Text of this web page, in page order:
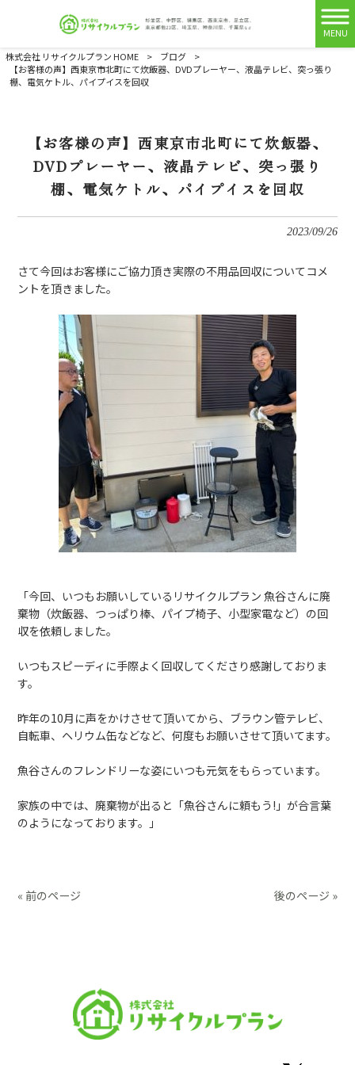
MENU
株式会社 リサイクルプラン HOME
> ブログ
>
【お客様の声】西東京市北町にて炊飯器、DVDプレーヤー、液晶テレビ、突っ張り
棚、電気ケトル、パイプイスを回収
【お客様の声】西東京市北町にて炊飯器、
DVDプレーヤー、液晶テレビ、突っ張り
棚、電気ケトル、パイプイスを回収
2023/09/26
さて今回はお客様にご協力頂き実際の不用品回収についてコメ
ントを頂きました。
「今回、いつもお願いしているリサイクルプラン 魚谷さんに廃
棄物（炊飯器、つっぱり棒、パイプ椅子、小型家電など）の回
収を依頼しました。
いつもスピーディに手際よく回収してくださり感謝しておりま
す。
昨年の10月に声をかけさせて頂いてから、ブラウン管テレビ、
自転車、ヘリウム缶などなど、何度もお願いさせて頂いてます。
魚谷さんのフレンドリーな姿にいつも元気をもらっています。
家族の中では、廃棄物が出ると「魚谷さんに頼もう!」が合言葉
のようになっております。」
« 前のページ 後のページ »